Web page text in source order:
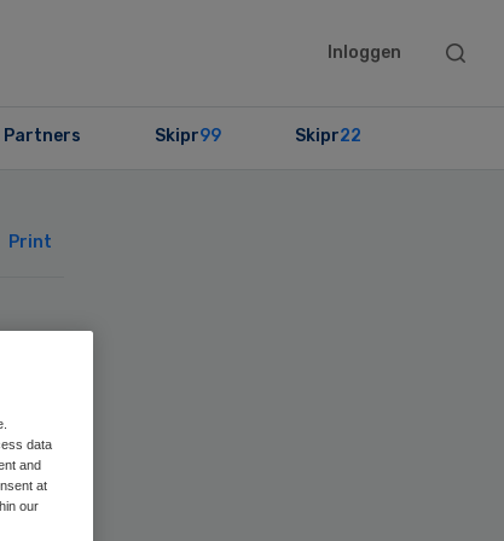
Inloggen
Search
Partners Skipr99 Skipr22
Print
data
and
at
our